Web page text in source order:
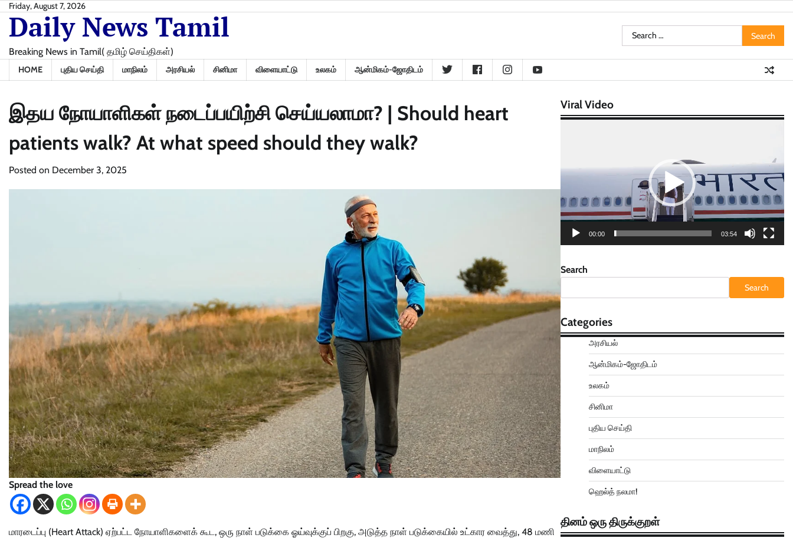
Skip
content
Friday, August 7, 2026
Daily News Tamil
Breaking News in Tamil( தமிழ் செய்திகள்)
Search
for:
HOME புதிய செய்தி மாநிலம் அரசியல் சினிமா விளையாட்டு உலகம் ஆன்மிகம்-ஜோதிடம்
இதய நோயாளிகள் நடைப்பயிற்சி செய்யலாமா? | Should heart
patients walk? At what speed should they walk?
Posted on December 3, 2025
Spread the love
மாரடைப்பு (Heart Attack) ஏற்பட்ட நோயாளிகளைக் கூட, ஒரு நாள் படுக்கை ஓய்வுக்குப் பிறகு, அடுத்த நாள் படுக்கையில் உட்கார வைத்து, 48 மணி
Viral Video
00:00 03:54
Search
Search
Categories
அரசியல்
ஆன்மிகம்-ஜோதிடம்
உலகம்
சினிமா
புதிய செய்தி
மாநிலம்
விளையாட்டு
ஹெல்த் நலமா!
தினம் ஒரு திருக்குறள்